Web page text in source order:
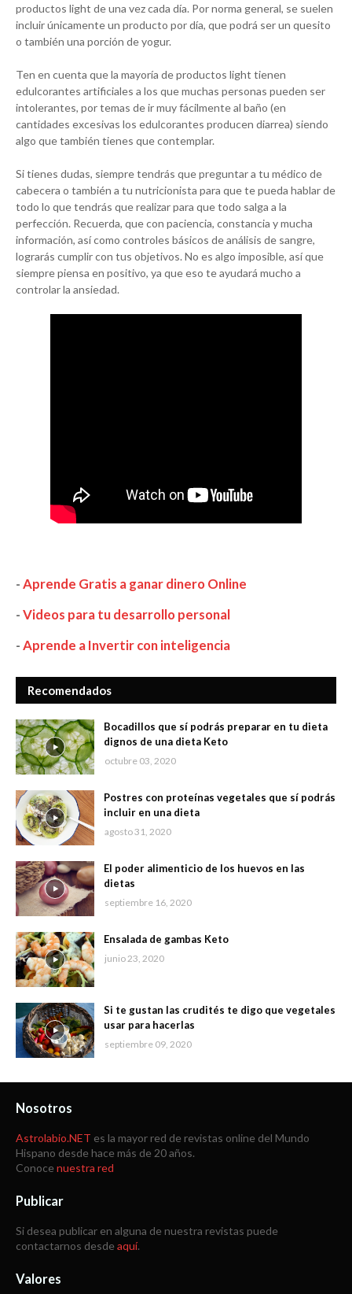
productos light de una vez cada día. Por norma general, se suelen
incluir únicamente un producto por día, que podrá ser un quesito
o también una porción de yogur.
Ten en cuenta que la mayoría de productos light tienen
edulcorantes artificiales a los que muchas personas pueden ser
intolerantes, por temas de ir muy fácilmente al baño (en
cantidades excesivas los edulcorantes producen diarrea) siendo
algo que también tienes que contemplar.
Si tienes dudas, siempre tendrás que preguntar a tu médico de
cabecera o también a tu nutricionista para que te pueda hablar de
todo lo que tendrás que realizar para que todo salga a la
perfección. Recuerda, que con paciencia, constancia y mucha
información, así como controles básicos de análisis de sangre,
lograrás cumplir con tus objetivos. No es algo imposible, así que
siempre piensa en positivo, ya que eso te ayudará mucho a
controlar la ansiedad.
-Aprende Gratis a ganar dinero Online
-Videos para tu desarrollo personal
-Aprende a Invertir con inteligencia
Recomendados
Bocadillos que sí podrás preparar en tu dieta
dignos de una dieta Keto
octubre 03, 2020
Postres con proteínas vegetales que sí podrás
incluir en una dieta
agosto 31, 2020
El poder alimenticio de los huevos en las
dietas
septiembre 16, 2020
Ensalada de gambas Keto
junio 23, 2020
Si te gustan las crudités te digo que vegetales
usar para hacerlas
septiembre 09, 2020
Nosotros
Astrolabio.NET es la mayor red de revistas online del Mundo
Hispano desde hace más de 20 años.
Conoce nuestra red
Publicar
Si desea publicar en alguna de nuestra revistas puede
contactarnos desde aquí.
Valores